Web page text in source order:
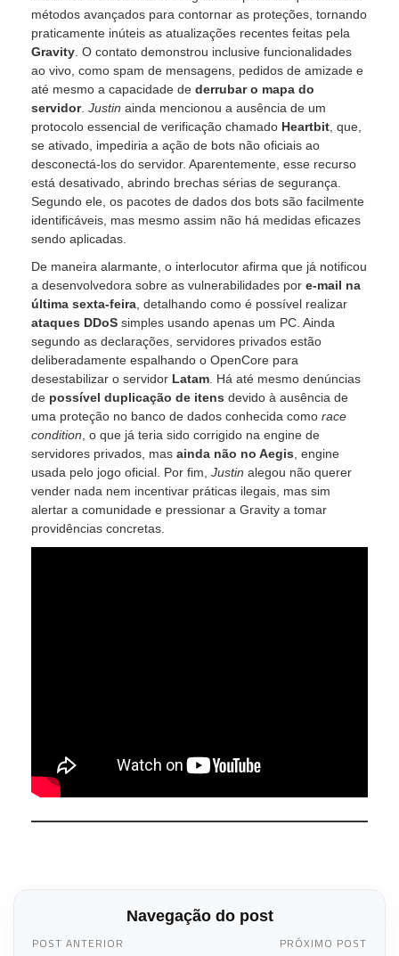
métodos avançados para contornar as proteções, tornando
praticamente inúteis as atualizações recentes feitas pela
Gravity . O contato demonstrou inclusive funcionalidades
ao vivo, como spam de mensagens, pedidos de amizade e
até mesmo a capacidade de derrubar o mapa do
servidor. Justin ainda mencionou a ausência de um
protocolo essencial de verificação chamado Heartbit , que,
se ativado, impediria a ação de bots não oficiais ao
desconectá-los do servidor. Aparentemente, esse recurso
está desativado, abrindo brechas sérias de segurança.
Segundo ele, os pacotes de dados dos bots são facilmente
identificáveis, mas mesmo assim não há medidas eficazes
sendo aplicadas.
De maneira alarmante, o interlocutor afirma que já notificou
a desenvolvedora sobre as vulnerabilidades por e-mail na
última sexta-feira , detalhando como é possível realizar
ataques DDoS simples usando apenas um PC. Ainda
segundo as declarações, servidores privados estão
deliberadamente espalhando o OpenCore para
desestabilizar o servidor Latam . Há até mesmo denúncias
de possível duplicação de itens devido à ausência de
uma proteção no banco de dados conhecida como race
condition , o que já teria sido corrigido na engine de
servidores privados, mas ainda não no Aegis , engine
usada pelo jogo oficial. Por fim, Justin alegou não querer
vender nada nem incentivar práticas ilegais, mas sim
alertar a comunidade e pressionar a Gravity a tomar
providências concretas.
Navegação do post
POST ANTERIOR PRÓXIMO POST